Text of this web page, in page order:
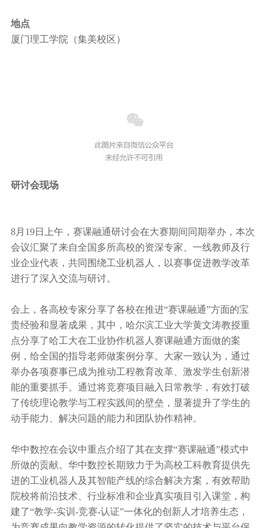
地点
厦门理工学院（集美校区）
研讨会现场
8月19日上午，赛课融通研讨会在大赛期间同期举办，本次
会议汇聚了来自全国多所高校的资深专家、一线教师及行
业企业代表，共同围绕工业机器人，以赛事促进教学改革
进行了深入交流与研讨。
会上，各高校专家分享了各校在推进“赛课融通”方面的宝
贵经验和显著成果，其中，哈尔滨工业大学黄文涛教授重
点分享了哈工大在工业协作机器人赛课融通方面做的案
例，给全国的指导老师做案例分享。大家一致认为，通过
举办各项赛事已成为推动工程教育改革、激发学生创新潜
能的重要抓手。通过将竞赛项目融入日常教学，有效打破
了传统理论教学与工程实践间的壁垒，显著提升了学生的
动手能力、解决问题的能力和团队协作精神。
华中数控在会议中重点介绍了其在支撑“赛课融通”模式中
所做的贡献。华中数控长期致力于为高校工科教育提供先
进的工业机器人及其智能产线的综合解决方案，有效帮助
院校将前沿技术、行业标准和企业真实项目引入课堂，构
建了“教学-实训-竞赛-认证”一体化的创新人才培养生态，